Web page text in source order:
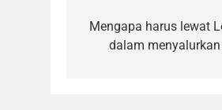
pos
Mengapa harus lewat
dalam